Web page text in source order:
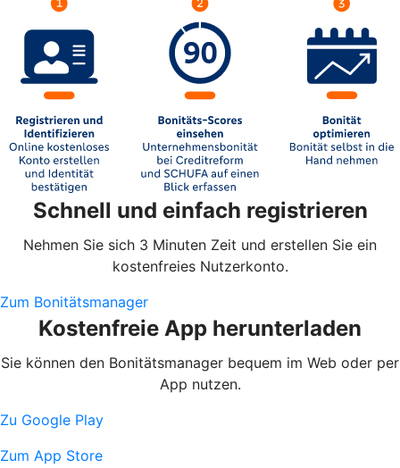
Schnell und einfach registrieren
Nehmen Sie sich 3 Minuten Zeit und erstellen Sie ein
kostenfreies Nutzerkonto.
Zum Bonitätsmanager
Kostenfreie App herunterladen
Sie können den Bonitätsmanager bequem im Web oder per
App nutzen.
Zu Google Play
Zum App Store